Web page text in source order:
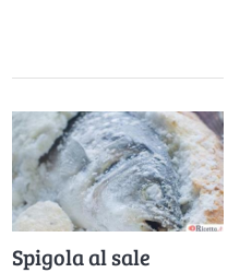
Spigola al sale